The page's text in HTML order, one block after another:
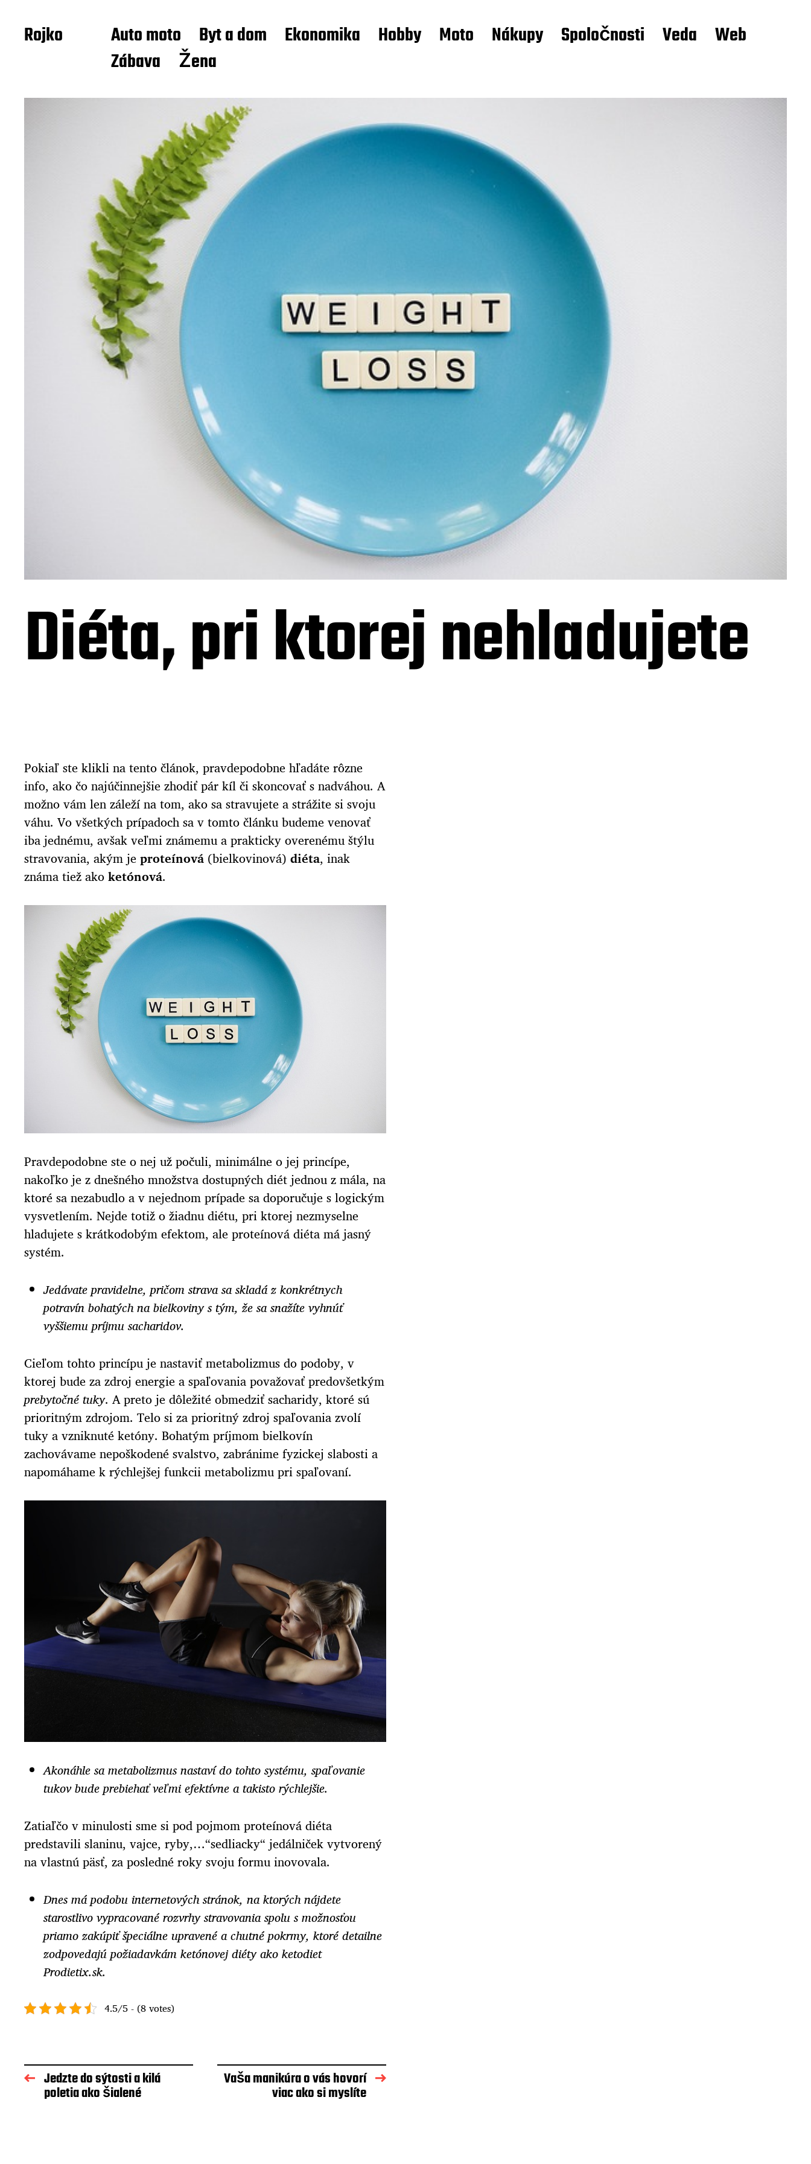
Rojko Auto moto Byt a dom Ekonomika Hobby Moto Nákupy Spoločnosti Veda
Web
Zábava
Žena
Diéta, pri ktorej nehladujete
Pokiaľ ste klikli na tento článok, pravdepodobne hľadáte rôzne
info, ako čo najúčinnejšie zhodiť pár kíl či skoncovať s nadváhou. A
možno vám len záleží na tom, ako sa stravujete a strážite si svoju
váhu. Vo všetkých prípadoch sa v tomto článku budeme venovať
iba jednému, avšak veľmi známemu a prakticky overenému štýlu
stravovania, akým jeproteínová (bielkovinová) diéta, inak
známa tiež akoketónová.
Pravdepodobne ste o nej už počuli, minimálne o jej princípe,
nakoľko je z dnešného množstva dostupných diét jednou z mála, na
ktoré sa nezabudlo a v nejednom prípade sa doporučuje s logickým
vysvetlením. Nejde totiž o žiadnu diétu, pri ktorej nezmyselne
hladujete s krátkodobým efektom, ale proteínová diéta má jasný
systém.
Jedávate pravidelne, pričom strava sa skladá z konkrétnych
potravín bohatých na bielkoviny s tým, že sa snažíte vyhnúť
vyššiemu príjmu sacharidov.
Cieľom tohto princípu je nastaviť metabolizmus do podoby, v
ktorej bude za zdroj energie a spaľovania považovať predovšetkým
prebytočné tuky. A preto je dôležité obmedziť sacharidy, ktoré sú
prioritným zdrojom. Telo si za prioritný zdroj spaľovania zvolí
tuky a vzniknuté ketóny. Bohatým príjmom bielkovín
zachovávame nepoškodené svalstvo, zabránime fyzickej slabosti a
napomáhame k rýchlejšej funkcii metabolizmu pri spaľovaní.
Akonáhle sa metabolizmus nastaví do tohto systému, spaľovanie
tukov bude prebiehať veľmi efektívne a takisto rýchlejšie.
Zatiaľčo v minulosti sme si pod pojmom proteínová diéta
predstavili slaninu, vajce, ryby,…“sedliacky“ jedálniček vytvorený
na vlastnú päsť, za posledné roky svoju formu inovovala.
Dnes má podobu internetových stránok, na ktorých nájdete
starostlivo vypracované rozvrhy stravovania spolu s možnosťou
priamo zakúpiť špeciálne upravené a chutné pokrmy, ktoré detailne
zodpovedajú požiadavkám ketónovej diéty akoketodiet
Prodietix.sk.
4.5/5 - (8 votes)
Jedzte do sýtosti a kilá
poletia ako šialené
Vaša manikúra o vás hovorí
viac ako si myslíte